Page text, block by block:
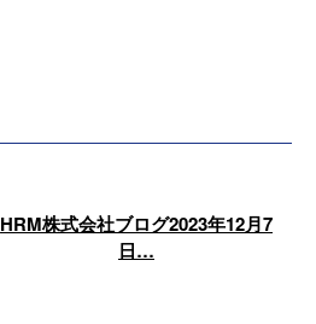
HRM株式会社ブログ2023年12月7
日…